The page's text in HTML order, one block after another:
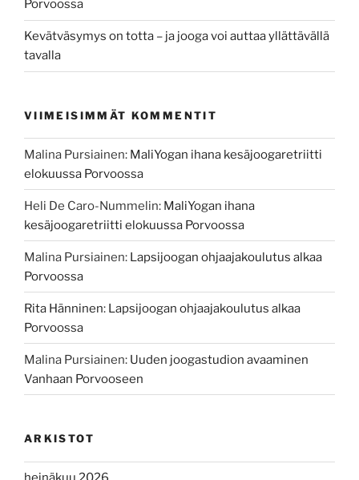
Porvoossa
Kevätväsymys on totta – ja jooga voi auttaa yllättävällä
tavalla
VIIMEISIMMÄT KOMMENTIT
Malina Pursiainen: MaliYogan ihana kesäjoogaretriitti
elokuussa Porvoossa
Heli De Caro-Nummelin: MaliYogan ihana
kesäjoogaretriitti elokuussa Porvoossa
Malina Pursiainen: Lapsijoogan ohjaajakoulutus alkaa
Porvoossa
Rita Hänninen: Lapsijoogan ohjaajakoulutus alkaa
Porvoossa
Malina Pursiainen: Uuden joogastudion avaaminen
Vanhaan Porvooseen
ARKISTOT